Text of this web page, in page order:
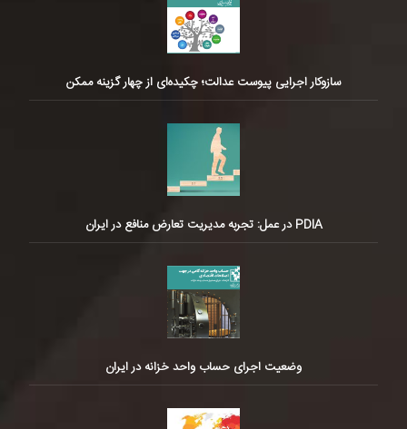
سازوکار اجرایی پیوست عدالت؛ چکیده‌ای از چهار گزینه ممکن
PDIA در عمل: تجربه مدیریت تعارض منافع در ایران
وضعیت اجرای حساب واحد خزانه در ایران